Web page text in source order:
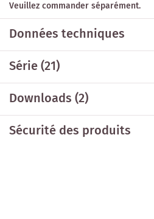
Veuillez commander séparément.
Données techniques
Série(21)
Downloads (2)
Sécurité des produits